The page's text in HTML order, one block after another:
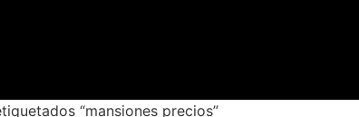
“mansiones precios”